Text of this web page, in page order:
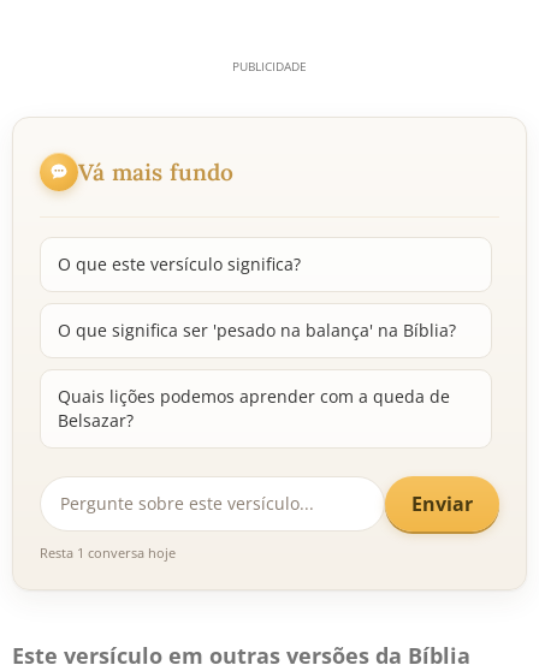
Vá mais fundo
O que este versículo significa?
O que significa ser 'pesado na balança' na Bíblia?
Quais lições podemos aprender com a queda de
Belsazar?
Enviar
Resta 1 conversa hoje
Este versículo em outras versões da Bíblia